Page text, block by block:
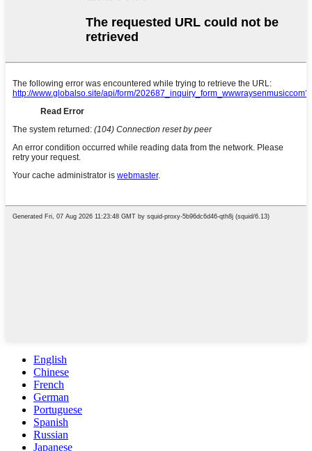
English
Chinese
French
German
Portuguese
Spanish
Russian
Japanese